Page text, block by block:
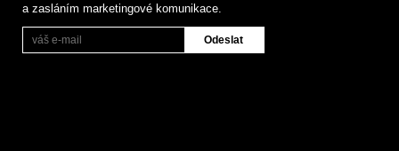
a zasláním marketingové komunikace.